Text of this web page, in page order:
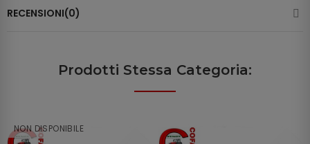
RECENSIONI(0)
Prodotti Stessa Categoria:
NON DISPONIBILE